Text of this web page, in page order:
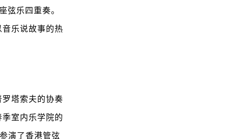
弦乐四重奏。
乐说故事的热
塔索夫的协奏
室内乐学院的
演了香港管弦